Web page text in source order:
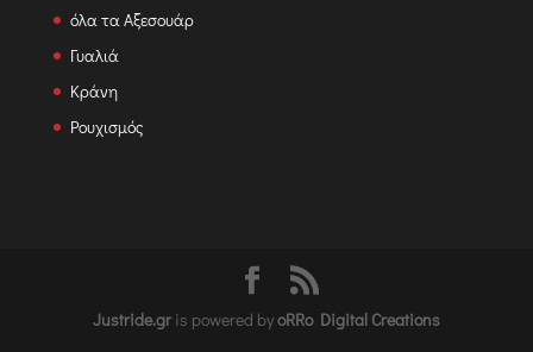
όλα τα Αξεσουάρ
Γυαλιά
Κράνη
Ρουχισμός
Justride.gris powered byoRRo Digital Creations